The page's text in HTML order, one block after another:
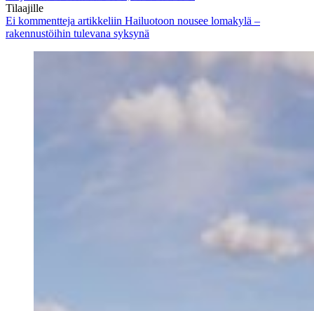
Tilaajille
Ei kommentteja artikkeliin Hailuotoon nousee lomakylä –
rakennustöihin tulevana syksynä